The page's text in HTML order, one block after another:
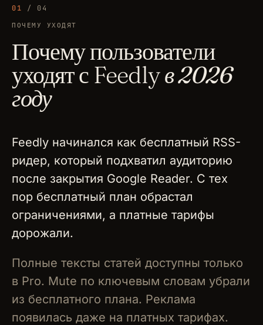
01 / 04
ПОЧЕМУ УХОДЯТ
Почему пользователи
уходят с Feedlyв 2026
году
Feedly начинался как бесплатный RSS-
ридер, который подхватил аудиторию
после закрытия Google Reader. С тех
пор бесплатный план обрастал
ограничениями, а платные тарифы
дорожали.
Полные тексты статей доступны только
в Pro. Mute по ключевым словам убрали
из бесплатного плана. Реклама
появилась даже на платных тарифах.